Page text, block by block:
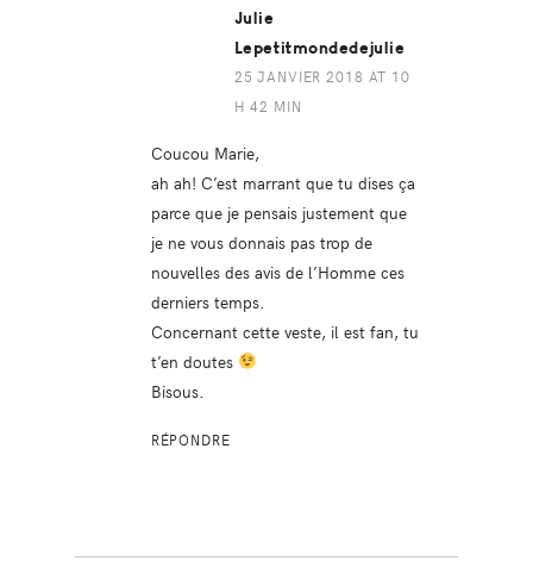
Julie
Lepetitmondedejulie
25 JANVIER 2018 AT 10
H 42 MIN
Coucou Marie,
ah ah! C’est marrant que tu dises ça
parce que je pensais justement que
je ne vous donnais pas trop de
nouvelles des avis de l’Homme ces
derniers temps.
Concernant cette veste, il est fan, tu
t’en doutes
Bisous.
RÉPONDRE